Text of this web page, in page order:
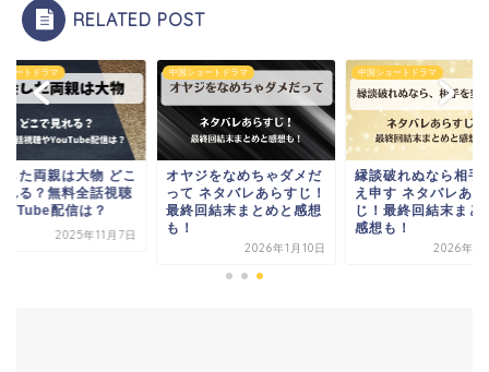
RELATED POST
ョートドラマ
ジをなめちゃダメだ
ネタバレあらすじ！
回結末まとめと感想
中国ショートドラマ
縁談破れぬなら相手を変
え申す ネタバレあらす
じ！最終回結末まとめと
感想も！
2026年1月19日
中国ショートドラマ
再会した両親は大物
で見れる？無料全話
やYouTube配信は？